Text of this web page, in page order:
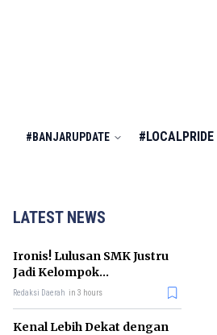
#BANJARUPDATE #LOCALPRIDE
LATEST NEWS
Ironis! Lulusan SMK Justru
Jadi Kelompok
Pengangguran Terbanyak
Redaksi Daerah in 3 hours
Kenal Lebih Dekat dengan